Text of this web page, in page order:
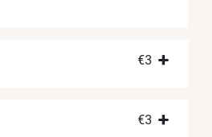
€3
€3